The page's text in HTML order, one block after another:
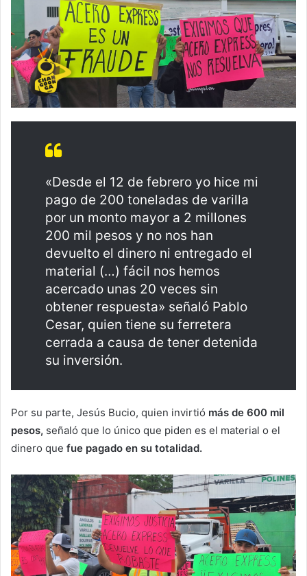
«Desde el 12 de febrero yo hice mi
pago de 200 toneladas de varilla
por un monto mayor a 2 millones
200 mil pesos y no nos han
devuelto el dinero ni entregado el
material (…) fácil nos hemos
acercado unas 20 veces sin
obtener respuesta» señaló Pablo
Cesar, quien tiene su ferretera
cerrada a causa de tener detenida
su inversión.
Por su parte, Jesús Bucio, quien invirtió más de 600 mil
pesos, señaló que lo único que piden es el material o el
dinero que fue pagado en su totalidad.